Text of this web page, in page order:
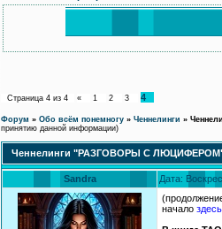
Страница 4 из 4 « 1 2 3 4
Форум » Обо всём понемногу » Ченнелинги »
принятию данной информации)
Ченнелинги "РАЗГОВОРЫ С
Sandra Дата:
начало здесь